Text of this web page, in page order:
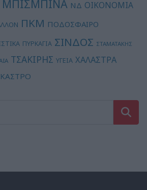
ΜΠΙΣΜΠΙΝΑ ΝΔ ΟΙΚΟΝΟΜΙΑ
ΠΚΜ ΠΟΔΟΣΦΑΙΡΟ
ΠΥΡΚΑΓΙΑ ΣΙΝΔΟΣ ΣΤΑΜΑΤΑΚΗΣ
ΤΣΑΚΙΡΗΣ ΥΓΕΙΑ ΧΑΛΑΣΤΡΑ